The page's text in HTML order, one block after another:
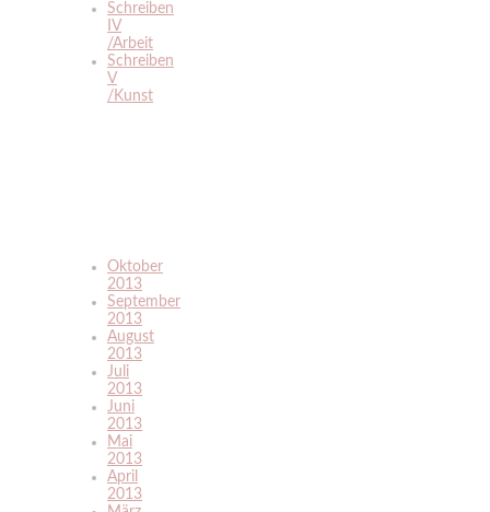
Schreiben
IV
/Arbeit
Schreiben
V
/Kunst
Oktober
2013
September
2013
August
2013
Juli
2013
Juni
2013
Mai
2013
April
2013